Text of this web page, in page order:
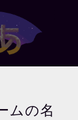
ムの名